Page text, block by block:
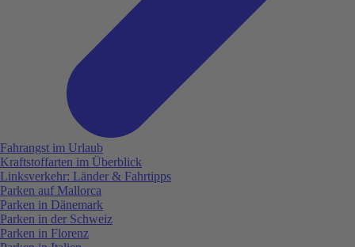
Fahrangst im Urlaub
Kraftstoffarten im Überblick
Linksverkehr: Länder & Fahrtipps
Parken auf Mallorca
Parken in Dänemark
Parken in der Schweiz
Parken in Florenz